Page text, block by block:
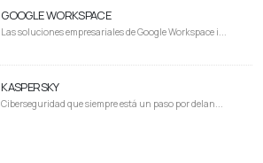
GOOGLE WORKSPACE
Las soluciones empresariales de Google Workspace i...
KASPERSKY
Ciberseguridad que siempre está un paso por delan...